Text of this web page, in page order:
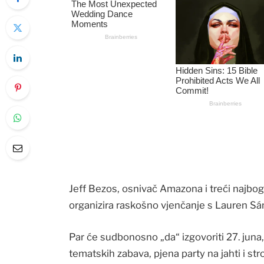
Jeff Bezos, osnivač Amazona i treći
organizira raskošno vjenčanje s Lauren
Par će sudbonosno „da“ izgovoriti 27.
tematskih zabava, pjena party na jahti i